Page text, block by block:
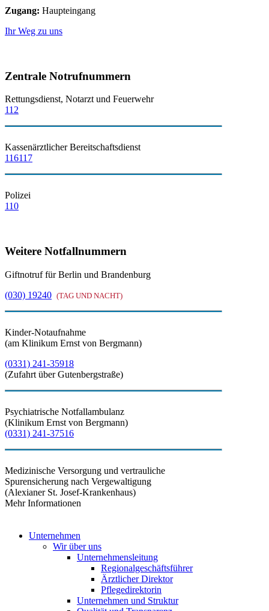
Zugang: Haupteingang
Ihr Weg zu uns
Zentrale Notrufnummern
Rettungsdienst, Notarzt und Feuerwehr
112
Kassenärztlicher Bereitschaftsdienst
116117
Polizei
110
Weitere Notfallnummern
Giftnotruf für Berlin und Brandenburg
(030) 19240 (TAG UND NACHT)
Kinder-Notaufnahme
(am Klinikum Ernst von Bergmann)
(0331) 241-35918
(Zufahrt über Gutenbergstraße)
Psychiatrische Notfallambulanz
(Klinikum Ernst von Bergmann)
(0331) 241-37516
Medizinische Versorgung und vertrauliche
Spurensicherung nach Vergewaltigung
(Alexianer St. Josef-Krankenhaus)
Mehr Informationen​​​​​​​
Unternehmen
Wir über uns
Unternehmensleitung
Regionalgeschäftsführer
Ärztlicher Direktor
Pflegedirektorin
Unternehmen und Struktur